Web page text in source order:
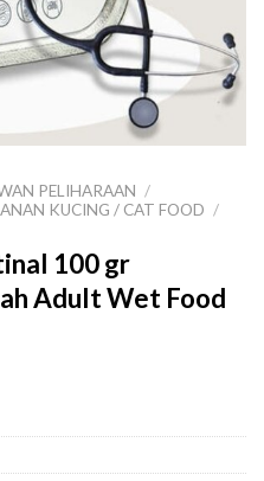
PELIHARAAN /
KUCING / CAT FOOD /
100 gr
Adult Wet Food